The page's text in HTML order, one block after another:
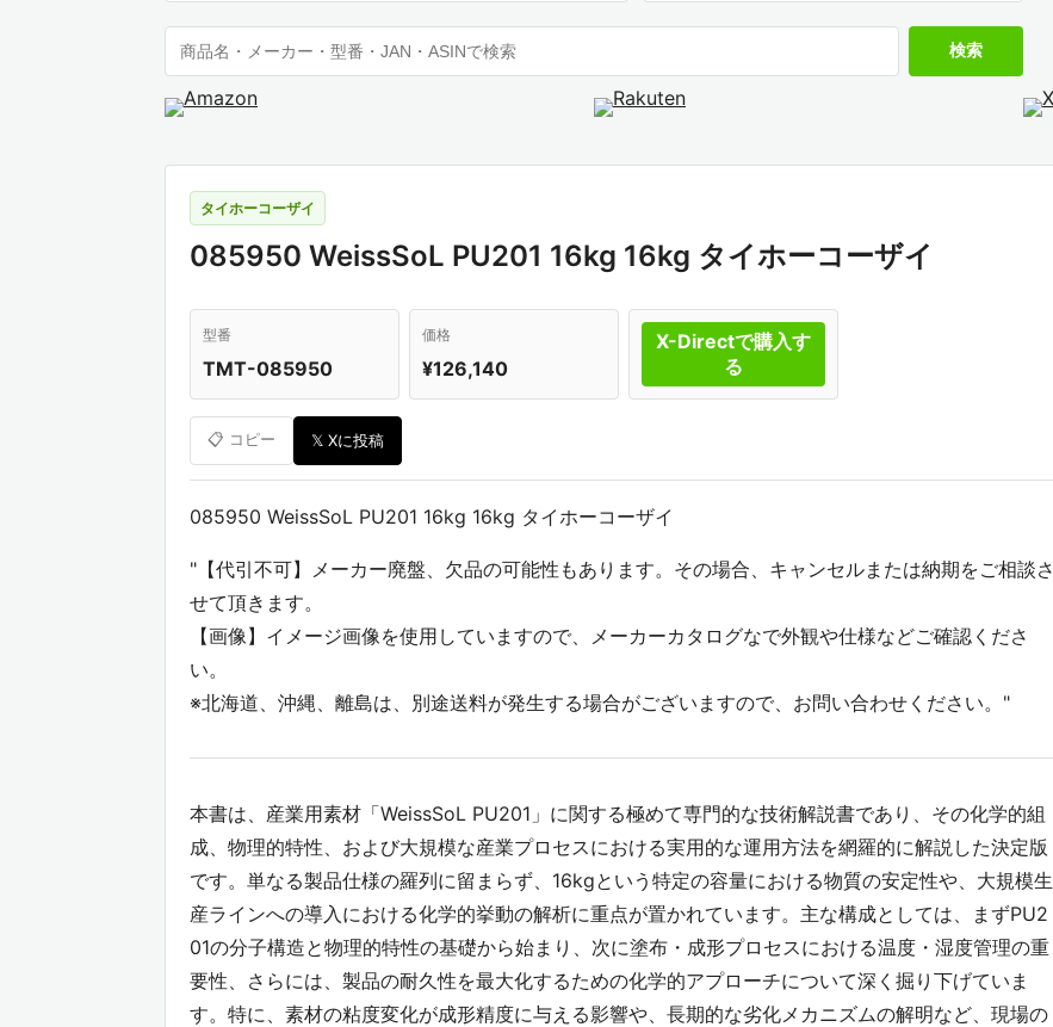
検索
タイホーコーザイ
085950 WeissSoL PU201 16kg 16kg タイホーコーザイ
型番
TMT-085950
価格
¥126,140
X-Directで購入す
る
📋 コピー 𝕏 Xに投稿
085950 WeissSoL PU201 16kg 16kg タイホーコーザイ
"【代引不可】メーカー廃盤、欠品の可能性もあります。その場合、キャンセルまたは納期をご相談さ
せて頂きます。
【画像】イメージ画像を使用していますので、メーカーカタログなで外観や仕様などご確認くださ
い。
※北海道、沖縄、離島は、別途送料が発生する場合がございますので、お問い合わせください。"
本書は、産業用素材「WeissSoL PU201」に関する極めて専門的な技術解説書であり、その化学的組
成、物理的特性、および大規模な産業プロセスにおける実用的な運用方法を網羅的に解説した決定版
です。単なる製品仕様の羅列に留まらず、16kgという特定の容量における物質の安定性や、大規模生
産ラインへの導入における化学的挙動の解析に重点が置かれています。主な構成としては、まずPU2
01の分子構造と物理的特性の基礎から始まり、次に塗布・成形プロセスにおける温度・湿度管理の重
要性、さらには、製品の耐久性を最大化するための化学的アプローチについて深く掘り下げていま
す。特に、素材の粘度変化が成形精度に与える影響や、長期的な劣化メカニズムの解明など、現場の